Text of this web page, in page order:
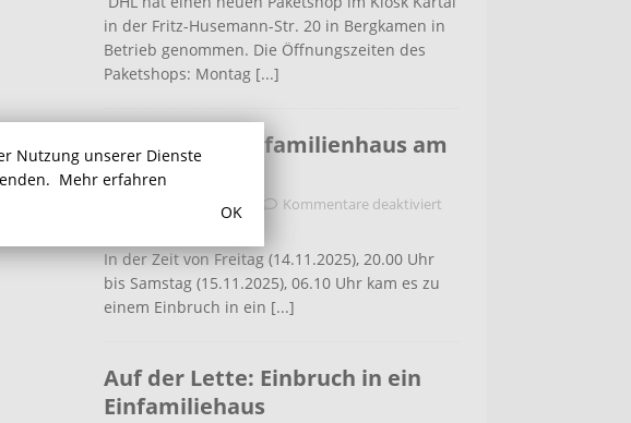
in der Fritz-Husemann-Str. 20 in Bergkamen in
Betrieb genommen. Die Öffnungszeiten des
Paketshops: Montag [...]
Einbruch in Einfamilienhaus am
Haldenweg
16. November 2025 Kommentare deaktiviert
In der Zeit von Freitag (14.11.2025), 20.00 Uhr
bis Samstag (15.11.2025), 06.10 Uhr kam es zu
einem Einbruch in ein [...]
Auf der Lette: Einbruch in ein
Einfamiliehaus
Nutzung unserer Dienste
Mehr erfahren
OK